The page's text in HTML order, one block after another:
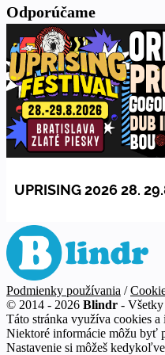
Odporúčame
Podmienky používania /
© 2014 - 2026 Blindr - Všetky
Táto stránka využíva cookies a
Niektoré informácie môžu byť
Nastavenie si môžeš